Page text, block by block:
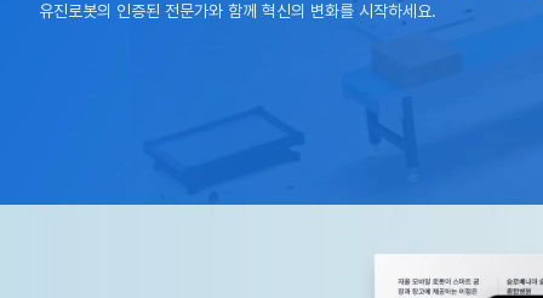
유진로봇의 인증된 전문가와 함께 혁신의 변화를 시작하세요.